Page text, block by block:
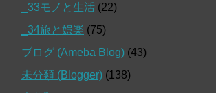
_33モノと生活 (22)
_34旅と娯楽 (75)
ブログ (Ameba Blog) (43)
未分類 (Blogger) (138)